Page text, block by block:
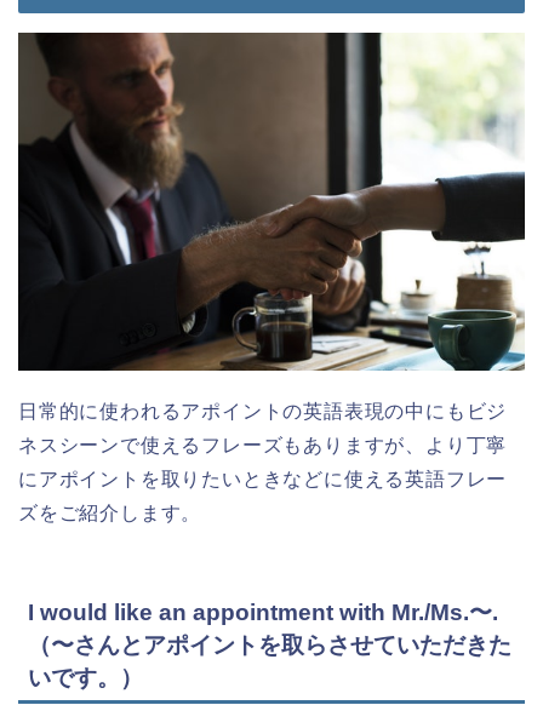
日常的に使われるアポイントの英語表現の中にもビジ
ネスシーンで使えるフレーズもありますが、より丁寧
にアポイントを取りたいときなどに使える英語フレー
ズをご紹介します。
I would like an appointment with Mr./Ms.〜.
（〜さんとアポイントを取らさせていただきた
いです。）